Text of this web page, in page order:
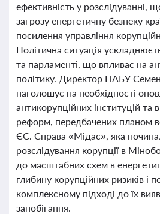
ефективність у розслідуванні,
загрозу енергетичну безпеку
посилення управління
Політична ситуація
та парламенті, що впливає на
політику. Директор НАБУ
наголошує на необхідності
антикорупційних інституцій та
реформ, передбачених планом
ЄС. Справа «Мідас», яка
розслідування корупції в
до масштабних схем в
глибину корупційних ризиків і
комплексному підході до їх
запобігання.